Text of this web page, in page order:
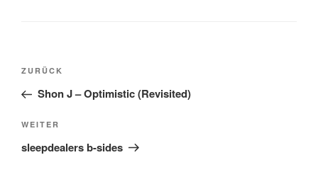
Beitragsnavigation
Vorheriger
Beitrag
ZURÜCK
Shon J – Optimistic (Revisited)
Nächster
Beitrag
WEITER
sleepdealers b​-​sides